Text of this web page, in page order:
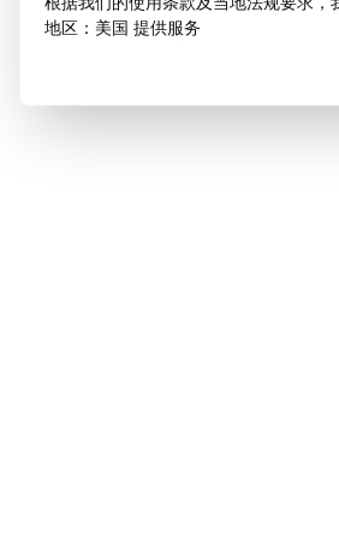
地区：美国 提供服务